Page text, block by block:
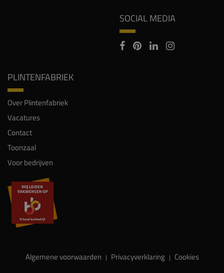
SOCIAL MEDIA
PLINTENFABRIEK
Over Plintenfabriek
Vacatures
Contact
Toonzaal
Voor bedrijven
Algemene voorwaarden | Privacyverklaring | Cookies